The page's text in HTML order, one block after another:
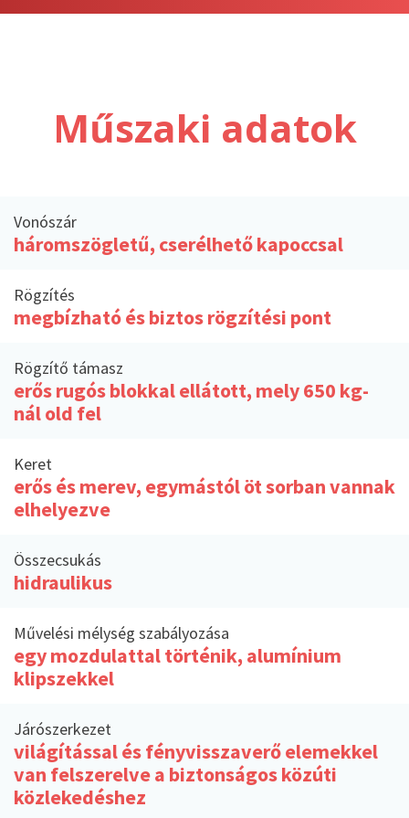
Műszaki adatok
Vonószár
háromszögletű, cserélhető kapoccsal
Rögzítés
megbízható és biztos rögzítési pont
Rögzítő támasz
erős rugós blokkal ellátott, mely 650 kg-
nál old fel
Keret
erős és merev, egymástól öt sorban vannak
elhelyezve
Összecsukás
hidraulikus
Művelési mélység szabályozása
egy mozdulattal történik, alumínium
klipszekkel
Járószerkezet
világítással és fényvisszaverő elemekkel
van felszerelve a biztonságos közúti
közlekedéshez